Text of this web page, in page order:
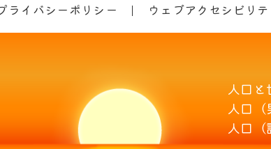
ライバシーポリシー ウェブアクセシビリ
人口と
人口（
人口（